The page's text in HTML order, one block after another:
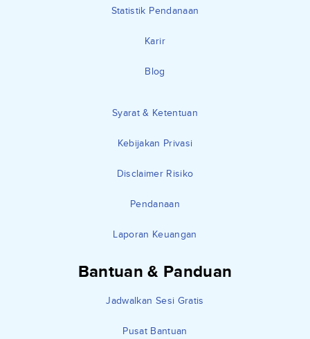
Statistik Pendanaan
Karir
Blog
Syarat & Ketentuan
Kebijakan Privasi
Disclaimer Risiko
Pendanaan
Laporan Keuangan
Bantuan & Panduan
Jadwalkan Sesi Gratis
Pusat Bantuan